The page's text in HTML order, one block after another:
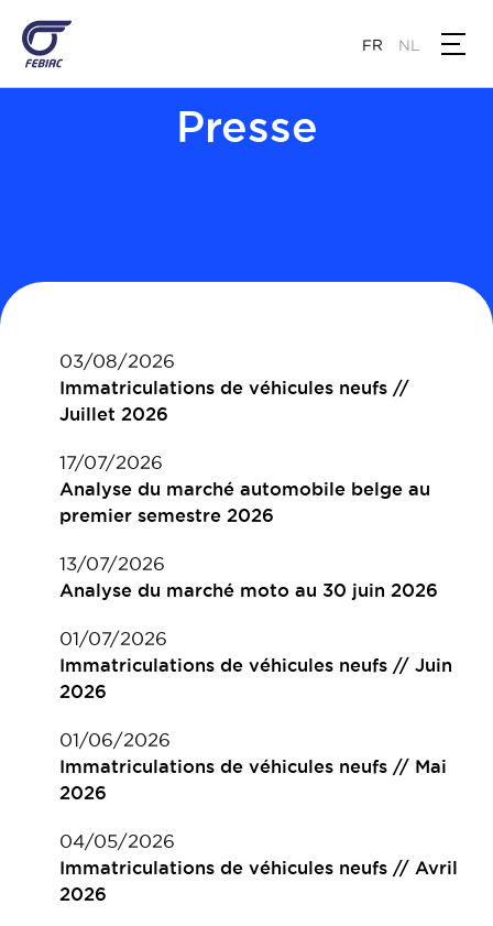
contenu
principal
FR NL
Presse
03/08/2026
Immatriculations de véhicules neufs //
Juillet 2026
17/07/2026
Analyse du marché automobile belge au
premier semestre 2026
13/07/2026
Analyse du marché moto au 30 juin 2026
01/07/2026
Immatriculations de véhicules neufs // Juin
2026
01/06/2026
Immatriculations de véhicules neufs // Mai
2026
04/05/2026
Immatriculations de véhicules neufs // Avril
2026